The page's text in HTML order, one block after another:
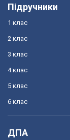
Підручники
1 клас
2 клас
3 клас
4 клас
5 клас
6 клас
ДПА